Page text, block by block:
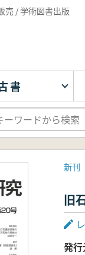
売 / 学術図書出版
書
新刊
旧
発